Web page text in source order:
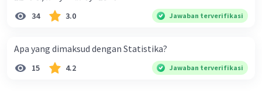
34 3.0 Jawaban terverifikasi
Apa yang dimaksud dengan Statistika?
15 4.2 Jawaban terverifikasi